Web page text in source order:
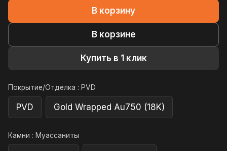
В корзину
В корзине
Купить в 1 клик
Покрытие/Отделка : PVD
PVD Gold Wrapped Au750 (18K)
Камни : Муассаниты